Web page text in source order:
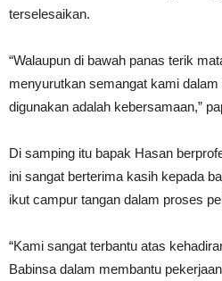
terselesaikan.
“Walaupun di bawah panas terik
menyurutkan semangat kami
digunakan adalah kebersamaan,”
Di samping itu bapak Hasan
ini sangat berterima kasih kepada
ikut campur tangan dalam proses
“Kami sangat terbantu atas
Babinsa dalam membantu